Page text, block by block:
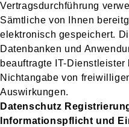
Vertragsdurchführung
Sämtliche von Ihnen
elektronisch gespeichert.
Datenbanken und
beauftragte IT-
Nichtangabe von
Auswirkungen.
Datenschutz
Informationspflicht und